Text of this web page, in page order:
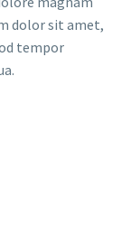
dolor sit amet,
tempor